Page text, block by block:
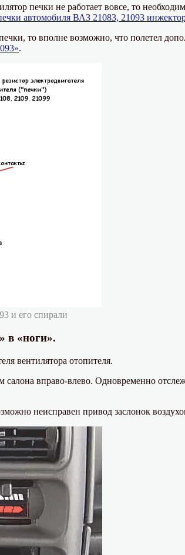
печки не работает вовсе, то
автомобиля ВАЗ 21083, 21093
то вполне возможно, что полетел
.
и его спирали
в «ноги».
вентилятора отопителя.
вправо-влево. Одновременно
неисправен привод заслонок